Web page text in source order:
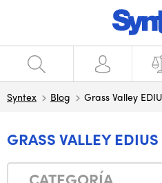
Syntex Blog Grass Valley
GRASS VALLEY EDIUS
CATEGORÍA